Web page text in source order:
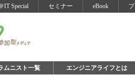
IT Special セミナー eBook
ムニスト一覧 エンジニアライフとは